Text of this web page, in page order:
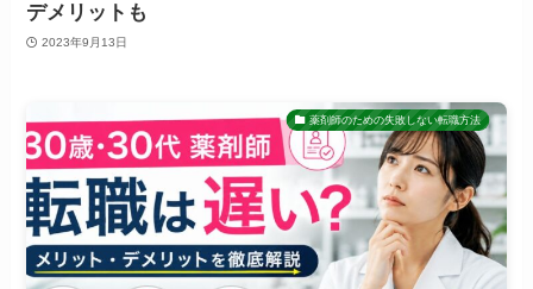
デメリットも
2023年9月13日
薬剤師のための失敗しない転職方法